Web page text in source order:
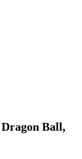
Ball,